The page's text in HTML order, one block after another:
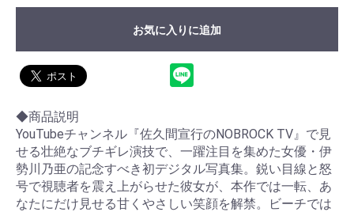
お気に入りに追加
◆商品説明
YouTubeチャンネル『佐久間宣行のNOBROCK TV』で見
せる壮絶なブチギレ演技で、一躍注目を集めた女優・伊
勢川乃亜の記念すべき初デジタル写真集。鋭い目線と怒
号で視聴者を震え上がらせた彼女が、本作では一転、あ
なたにだけ見せる甘くやさしい笑顔を解禁。ビーチでは